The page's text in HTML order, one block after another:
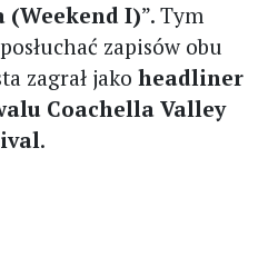
(Weekend I)”. Tym
zapisów obu
zagrał jako headliner
Coachella Valley
.